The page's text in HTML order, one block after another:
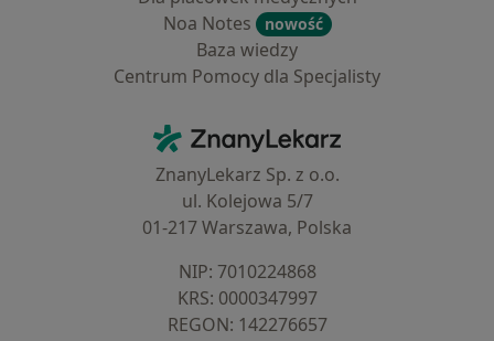
Noa Notes
nowość
Baza wiedzy
Centrum Pomocy dla Specjalisty
ZnanyLekarz - Strona główna
ZnanyLekarz Sp. z o.o.
ul. Kolejowa 5/7
01-217 Warszawa, Polska
NIP: ⁠7010224868
KRS: ⁠0000347997
REGON: ⁠142276657